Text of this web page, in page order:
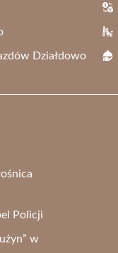
Działdowo
Policji
w